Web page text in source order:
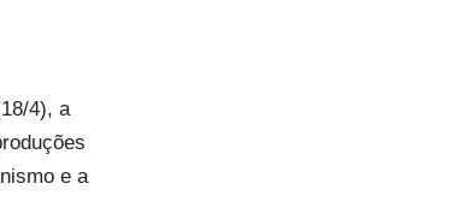
4), a
e a